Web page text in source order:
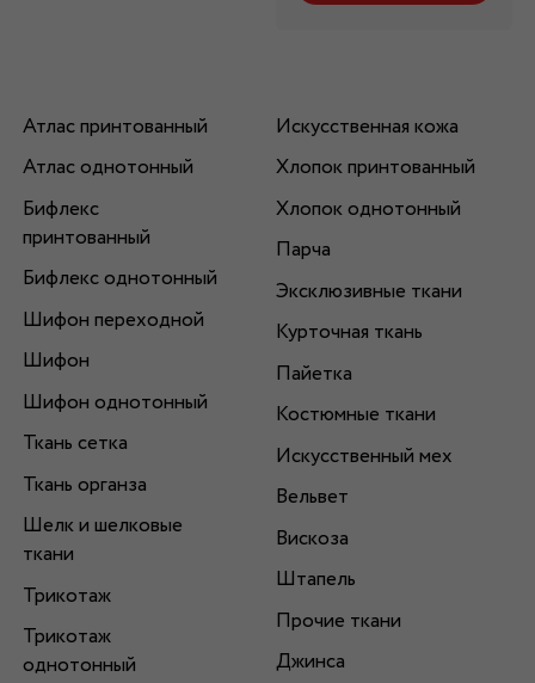
Атлас принтованный
Атлас однотонный
Бифлекс
принтованный
Бифлекс однотонный
Шифон переходной
Шифон
Шифон однотонный
Ткань сетка
Ткань органза
Шелк и шелковые
ткани
Трикотаж
Трикотаж
однотонный
Искусственная кожа
Хлопок принтованный
Хлопок однотонный
Парча
Эксклюзивные ткани
Курточная ткань
Пайетка
Костюмные ткани
Искусственный мех
Вельвет
Вискоза
Штапель
Прочие ткани
Джинса